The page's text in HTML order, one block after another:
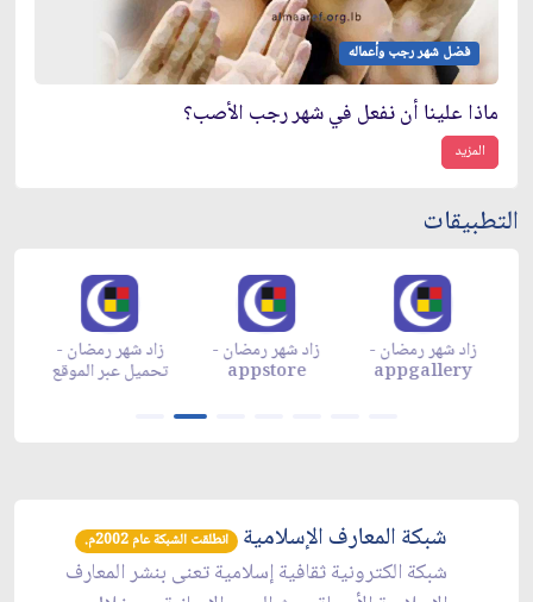
فضل شهر رجب وأعماله
ماذا علينا أن نفعل في شهر رجب الأصب؟
المزيد
التطبيقات
زاد شهر رمضان -
تحميل عبر الموقع
زاد شهر رمضان -
appstore
زاد شهر رمضان -
appgallery
شبكة المعارف الإسلامية انطلقت الشبكة عام 2002م.
شبكة الكترونية ثقافية إسلامية تعنى بنشر المعارف